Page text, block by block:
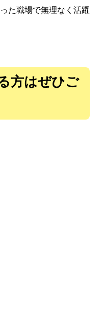
た職場で無理なく活躍
方はぜひご